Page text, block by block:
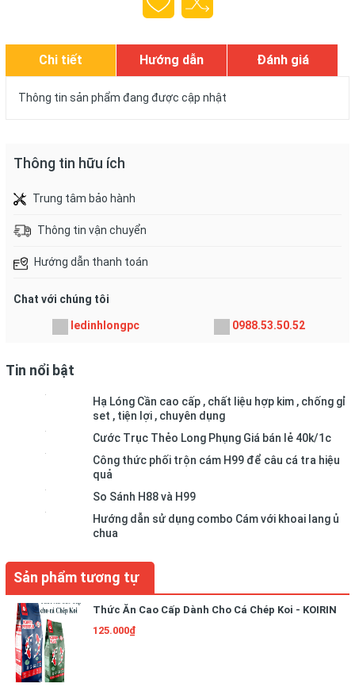
Chi tiết Hướng dẫn Đánh giá
Thông tin sản phẩm đang được cập nhật
Thông tin hữu ích
Trung tâm bảo hành
Thông tin vận chuyển
Hướng dẫn thanh toán
Chat với chúng tôi
ledinhlongpc 0988.53.50.52
Tin nổi bật
Hạ Lóng Cần cao cấp , chất liệu hợp kim , chống gỉ
set , tiện lợi , chuyên dụng
Cước Trục Thẻo Long Phụng Giá bán lẻ 40k/1c
Công thức phối trộn cám H99 để câu cá tra hiệu
quả
So Sánh H88 và H99
Hướng dẫn sử dụng combo Cám với khoai lang ủ
chua
Sản phẩm tương tự
Thức Ăn Cao Cấp Dành Cho Cá Chép Koi - KOIRIN
125.000₫